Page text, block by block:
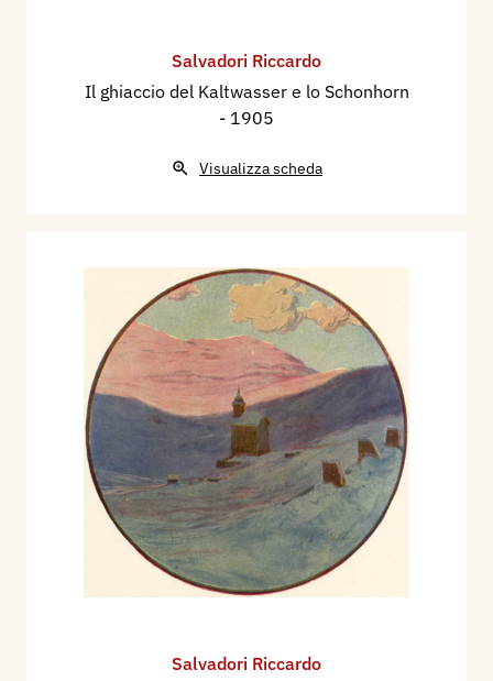
Salvadori Riccardo
Il ghiaccio del Kaltwasser e lo Schonhorn
- 1905
Visualizza scheda
Salvadori Riccardo